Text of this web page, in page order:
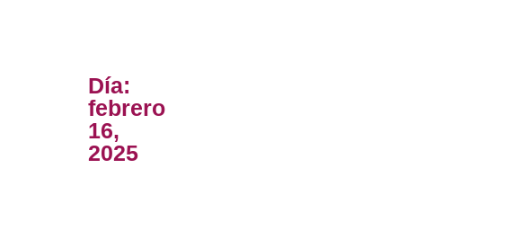
Día:
febrero
16,
2025